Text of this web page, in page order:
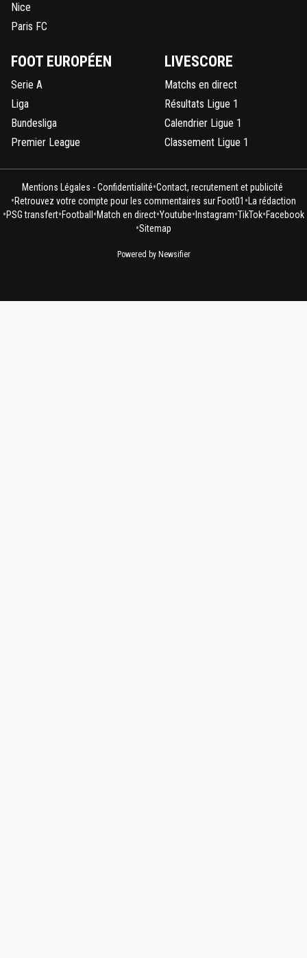
Nice
Paris FC
FOOT EUROPÉEN
Serie A
Liga
Bundesliga
Premier League
LIVESCORE
Matchs en direct
Résultats Ligue 1
Calendrier Ligue 1
Classement Ligue 1
Mentions Légales - Confidentialité•Contact, recrutement et publicité
•Retrouvez votre compte pour les commentaires sur Foot01 • La rédaction
•PSG transfert•Football •Match en direct•Youtube• Instagram•TikTok•Facebook
•Sitemap
Powered by Newsifier